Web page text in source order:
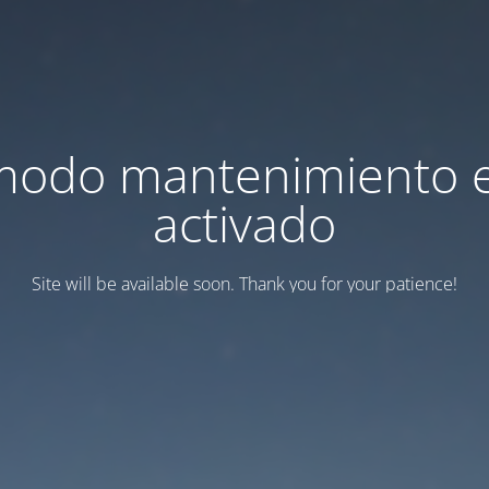
mantenimiento
activado
Site will be available soon. Thank you for your patience!